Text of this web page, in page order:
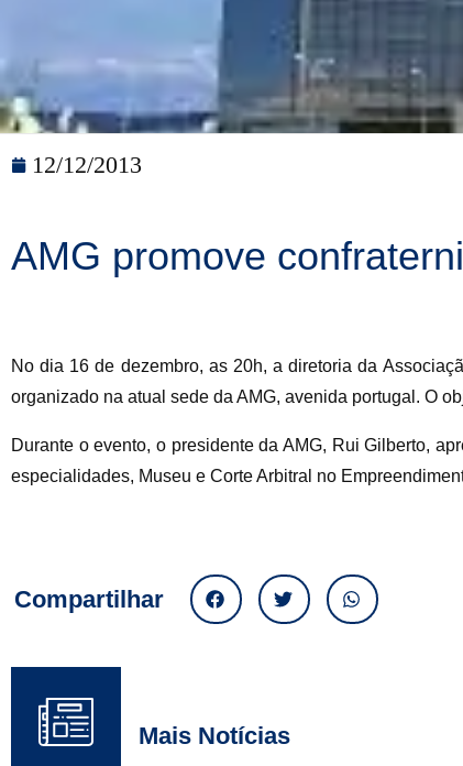
12/12/2013
AMG promove
No dia 16 de dezembro, as 20h, a diretoria da
organizado na atual sede da AMG, avenida portugal. O
Durante o evento, o presidente da AMG, Rui Gilberto,
especialidades, Museu e Corte Arbitral no
Compartilhar
Mais Notícias